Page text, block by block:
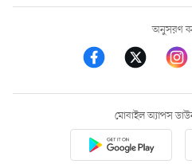
অনুসরণ
মোবাইল অ্যাপস